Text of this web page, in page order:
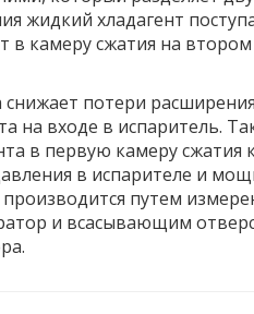
жидкий хладагент
в камеру сжатия на
потери расширения
на входе в испаритель.
в первую камеру сжатия
в испарителе и
путем
и всасывающим